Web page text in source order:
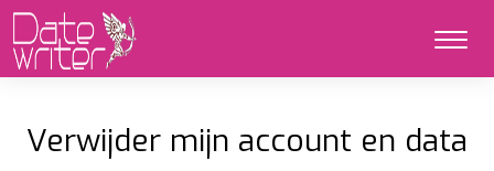
Verwijder mijn account en data